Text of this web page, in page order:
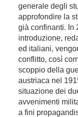
generale degli
approfondire la
già confinanti. In
introduzione,
ed italiani,
conflitto, così
scoppio della
austriaca nel
situazione dei
avvenimenti
a fini